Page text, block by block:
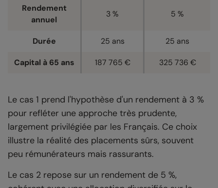
Rendement
annuel
3 % 5 %
Durée 25 ans 25 ans
Capital à 65 ans 187 765 € 325 736 €
Le cas 1 prend l'hypothèse d'un rendement à 3 %
pour refléter une approche très prudente,
largement privilégiée par les Français. Ce choix
illustre la réalité des placements sûrs, souvent
peu rémunérateurs mais rassurants.
Le cas 2 repose sur un rendement de 5 %,